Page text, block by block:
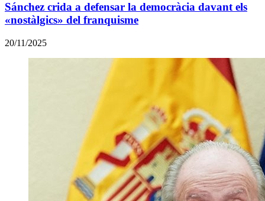
Sánchez crida a defensar la democràcia davant els
«nostàlgics» del franquisme
20/11/2025